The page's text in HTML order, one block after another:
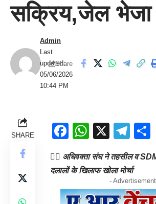
सक्रिय,जेल भेजा
Last
updated:
05/06/2026
10:44 PM
Admin
Share
SHARE Facebook
WhatsApp
X
👉🏻 अधिवक्ता संघ ने तहसील व
दलालों के खिलाफ खोला मोर्चा
-